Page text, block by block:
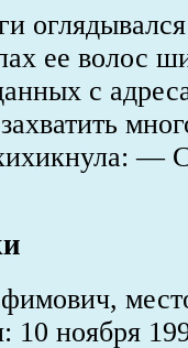
ее волос
с
—
10 ноября